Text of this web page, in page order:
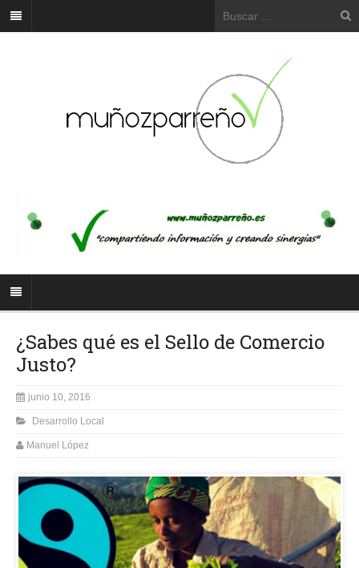
¿Sabes qué es el Sello de Comercio
Justo?
junio 10, 2016
Desarrollo Local
Manuel López